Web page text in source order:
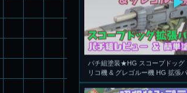
パチ組塗装★HG スコープドッグ
リコ機 & グレゴルー機 HG 拡張